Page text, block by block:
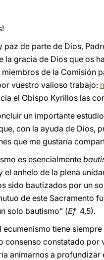
paz de parte de Dios,
la gracia de Dios que os
de la Comisión
vuestro valioso trabajo:
el Obispo Kyrillos las
un importante
con la ayuda de Dios,
que me gustaría
es esencialmente
el anhelo de la plena
sido bautizados por un
de este Sacramento
solo bautismo” (Ef4,5).
ecumenismo tiene
consenso constatado por
animarnos a profundizar